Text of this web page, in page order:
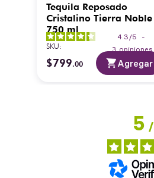
Tequila Reposado
Cristalino Tierra Noble
750 ml
4.3 /5
-
3 opiniones
SKU:
$799.00 Agregar
5/